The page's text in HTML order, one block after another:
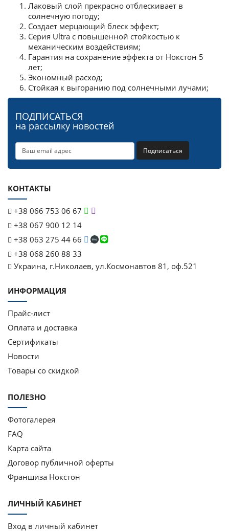
Лаковый слой прекрасно отблескивает в
солнечную погоду;
Создает мерцающий блеск эффект;
Серия Ultra с повышенной стойкостью к
механическим воздействиям;
Гарантия на сохранение эффекта от Нокстон 5
лет;
Экономный расход;
Стойкая к выгоранию под солнечными лучами;
ПОДПИСАТЬСЯ
на рассылку новостей
Подписаться
КОНТАКТЫ
+38 066 753 06 67
+38 067 900 12 14
+38 063 275 44 66
+38 068 260 88 33
Украина, г.Николаев, ул.Космонавтов 81, оф.521
ИНФОРМАЦИЯ
Прайс-лист
Оплата и доставка
Сертификаты
Новости
Товары со скидкой
ПОЛЕЗНО
Фотогалерея
FAQ
Карта сайта
Договор публичной оферты
Франшиза Нокстон
ЛИЧНЫЙ КАБИНЕТ
Вход в личный кабинет